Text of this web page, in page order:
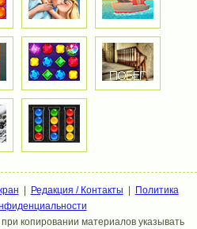
| Редакция / Контакты | Политика
копировании материалов указывать